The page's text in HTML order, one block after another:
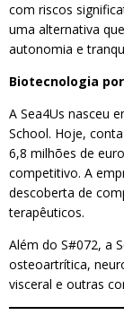
com riscos
uma alternativa
autonomia e
Biotecnologia
A Sea4Us nasceu
School. Hoje,
6,8 milhões de
competitivo. A
descoberta de
terapêuticos.
Além do S#072, a
osteoartrítica,
visceral e outras